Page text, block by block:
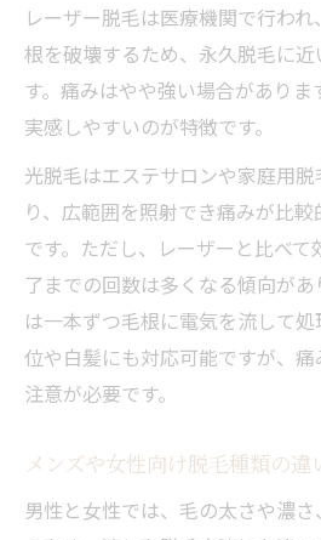
脱毛種類ごとの痛みと
熱破壊式と蓄熱式の
脱毛方法種類別の痛
SHR方式など脱毛種類
医療脱毛と光脱毛の痛
永久脱毛と光脱毛の違いを
永久脱毛と光脱毛の仕
脱毛種類別の効果や持
医療脱毛と光脱毛のメ
おすすめの永久脱毛種
気になる脱毛のメリットと
脱毛種類ごとのメリッ
レーザー脱毛は医療機関で行わ
根を破壊するため、永久脱毛に
す。痛みはやや強い場合があり
実感しやすいのが特徴です。
光脱毛はエステサロンや家庭用
り、広範囲を照射でき痛みが比
です。ただし、レーザーと比べ
了までの回数は多くなる傾向が
は一本ずつ毛根に電気を流して
位や白髪にも対応可能ですが、
注意が必要です。
メンズや女性向け脱毛種類の違
男性と女性では、毛の太さや濃